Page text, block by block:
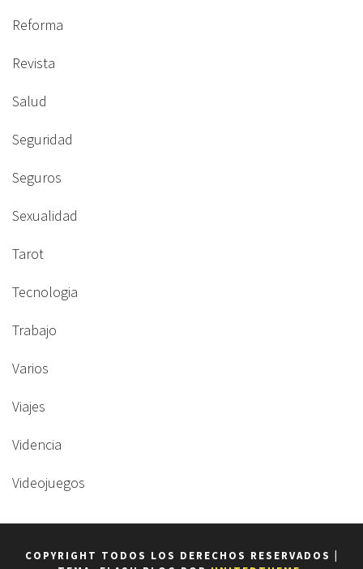
Reforma
Revista
Salud
Seguridad
Seguros
Sexualidad
Tarot
Tecnologia
Trabajo
Varios
Viajes
Videncia
Videojuegos
COPYRIGHT TODOS LOS DERECHOS RESERVADOS